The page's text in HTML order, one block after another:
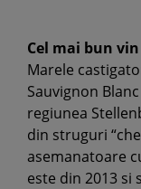
Cel mai bun
Marele
Sauvignon
regiunea
din struguri
asemanatoare
este din 2013 si